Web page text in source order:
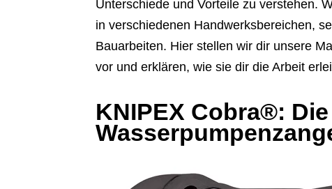
Unterschiede und Vorteile zu verstehen.
in verschiedenen Handwerksbereichen,
Bauarbeiten. Hier stellen wir dir unsere
vor und erklären, wie sie dir die Arbeit
KNIPEX Cobra®: